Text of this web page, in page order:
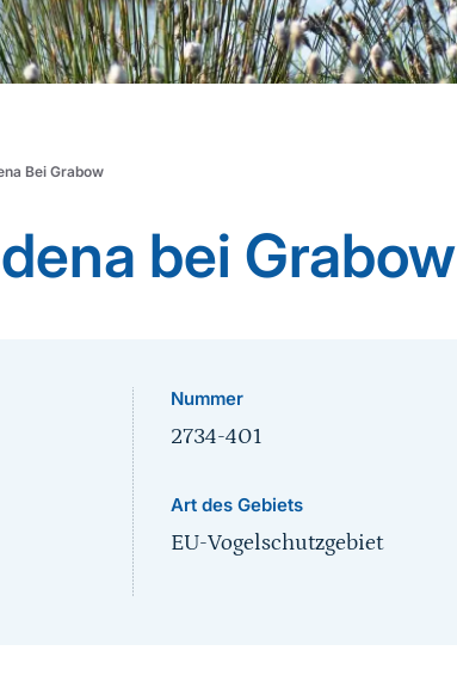
Bei Grabow
bei Grabow
Nummer
2734-401
Art des Gebiets
EU-Vogelschutzgebiet